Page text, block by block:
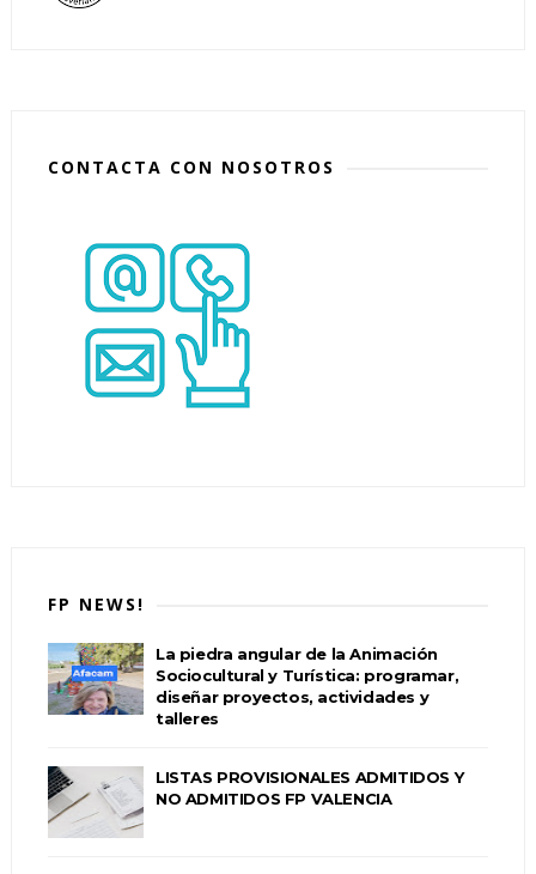
CONTACTA CON NOSOTROS
FP NEWS!
La piedra angular de la Animación
Sociocultural y Turística: programar,
diseñar proyectos, actividades y
talleres
LISTAS PROVISIONALES ADMITIDOS Y
NO ADMITIDOS FP VALENCIA